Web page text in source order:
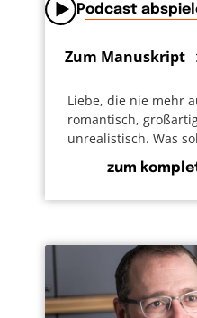
Podcast
Zum Manuskript
Liebe, die nie mehr
romantisch,
unrealistisch. Was
zum